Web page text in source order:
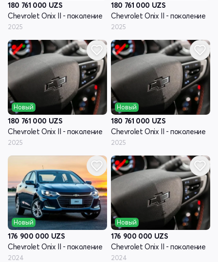
180 761 000 UZS
Chevrolet Onix II - поколение
2025
180 761 000 UZS
Chevrolet Onix II - поколение
2025
Новый
180 761 000 UZS
Chevrolet Onix II - поколение
2025
Новый
180 761 000 UZS
Chevrolet Onix II - поколение
2025
Новый
176 900 000 UZS
Chevrolet Onix II - поколение
2024
Новый
176 900 000 UZS
Chevrolet Onix II - поколение
2024